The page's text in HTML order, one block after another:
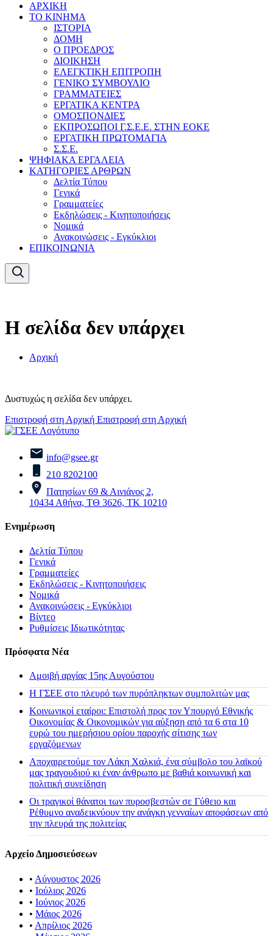
ΑΡΧΙΚΗ
ΤΟ ΚΙΝΗΜΑ
ΙΣΤΟΡΙΑ
ΔΟΜΗ
Ο ΠΡΟΕΔΡΟΣ
ΔΙΟΙΚΗΣΗ
ΕΛΕΓΚΤΙΚΗ ΕΠΙΤΡΟΠΗ
ΓΕΝΙΚΟ ΣΥΜΒΟΥΛΙΟ
ΓΡΑΜΜΑΤΕΙΕΣ
ΕΡΓΑΤΙΚΑ ΚΕΝΤΡΑ
ΟΜΟΣΠΟΝΔΙΕΣ
ΕΚΠΡΟΣΩΠΟΙ Γ.Σ.Ε.Ε. ΣΤΗΝ ΕΟΚΕ
ΕΡΓΑΤΙΚΗ ΠΡΩΤΟΜΑΓΙΑ
Σ.Σ.Ε.
ΨΗΦΙΑΚΑ ΕΡΓΑΛΕΙΑ
ΚΑΤΗΓΟΡΙΕΣ ΑΡΘΡΩΝ
Δελτία Τύπου
Γενικά
Γραμματείες
Εκδηλώσεις - Κινητοποιήσεις
Νομικά
Ανακοινώσεις - Εγκύκλιοι
ΕΠΙΚΟΙΝΩΝΙΑ
Η σελίδα δεν υπάρχει
Αρχική
Δυστυχώς η σελίδα δεν υπάρχει.
Επιστροφή στη Αρχική Επιστροφή στη Αρχική
info@gsee.gr
210 8202100
Πατησίων 69 & Αινιάνος 2,
10434 Αθήνα, ΤΘ 3626, ΤΚ 10210
Ενημέρωση
Δελτία Τύπου
Γενικά
Γραμματείες
Εκδηλώσεις - Κινητοποιήσεις
Νομικά
Ανακοινώσεις - Εγκύκλιοι
Βίντεο
Ρυθμίσεις Ιδιωτικότητας
Πρόσφατα Νέα
Αμοιβή αργίας 15ης Αυγούστου
H ΓΣΕΕ στο πλευρό των πυρόπληκτων συμπολιτών μας
Κοινωνικοί εταίροι: Επιστολή προς τον Υπουργό Εθνικής
Οικονομίας & Οικονομικών για αύξηση από τα 6 στα 10
ευρώ του ημερήσιου ορίου παροχής σίτισης των
εργαζόμενων
Αποχαιρετούμε τον Λάκη Χαλκιά, ένα σύμβολο του λαϊκού
μας τραγουδιού κι έναν άνθρωπο με βαθιά κοινωνική και
πολιτική συνείδηση
Οι τραγικοί θάνατοι των πυροσβεστών σε Γύθειο και
Ρέθυμνο αναδεικνύουν την ανάγκη γενναίων αποφάσεων από
την πλευρά της πολιτείας
Αρχείο Δημοσιεύσεων
• Αύγουστος 2026
• Ιούλιος 2026
• Ιούνιος 2026
• Μάιος 2026
• Απρίλιος 2026